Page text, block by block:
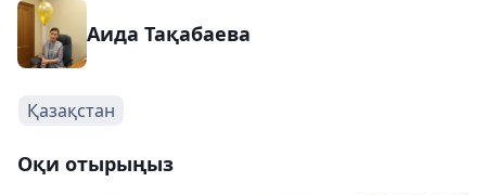
Аида Тақабаева
Қазақстан
Оқи отырыңыз